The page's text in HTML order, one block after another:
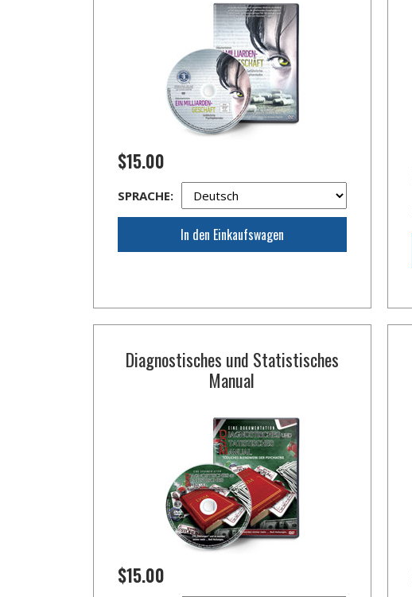
$15.00
SPRACHE:
In den Einkaufswagen
Diagnostisches und Statistisches
Manual
$15.00